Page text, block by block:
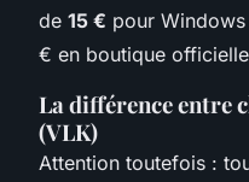
de 15 € pour
€ en boutique
La différence entre
(VLK)
Attention toutefois :